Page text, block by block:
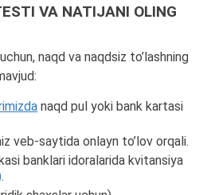
VA NATIJANI OLING
naqd va naqdsiz to’lashning
naqd pul yoki bank kartasi
veb-saytida onlayn to’lov orqali.
banklari idoralarida kvitansiya
.